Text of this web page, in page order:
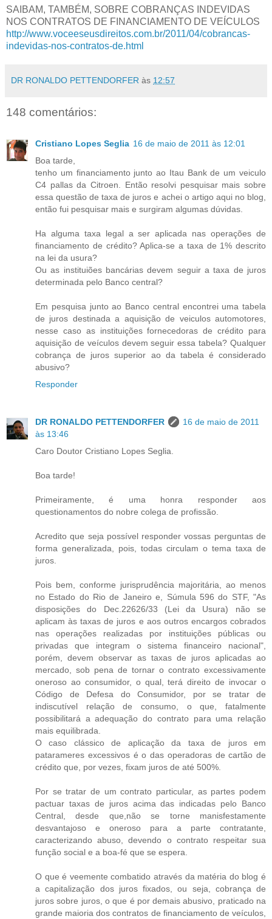
SAIBAM, TAMBÉM, SOBRE COBRANÇAS INDEVIDAS
NOS CONTRATOS DE FINANCIAMENTO DE VEÍCULOS
http://www.voceeseusdireitos.com.br/2011/04/cobrancas-
indevidas-nos-contratos-de.html
DR RONALDO PETTENDORFER às 12:57
148 comentários:
Cristiano Lopes Seglia 16 de maio de 2011 às 12:01
Boa tarde,
tenho um financiamento junto ao Itau Bank de um veiculo
C4 pallas da Citroen. Então resolvi pesquisar mais sobre
essa questão de taxa de juros e achei o artigo aqui no blog,
então fui pesquisar mais e surgiram algumas dúvidas.
Ha alguma taxa legal a ser aplicada nas operações de
financiamento de crédito? Aplica-se a taxa de 1% descrito
na lei da usura?
Ou as instituiões bancárias devem seguir a taxa de juros
determinada pelo Banco central?
Em pesquisa junto ao Banco central encontrei uma tabela
de juros destinada a aquisição de veiculos automotores,
nesse caso as instituições fornecedoras de crédito para
aquisição de veículos devem seguir essa tabela? Qualquer
cobrança de juros superior ao da tabela é considerado
abusivo?
Responder
DR RONALDO PETTENDORFER
16 de maio de 2011
às 13:46
Caro Doutor Cristiano Lopes Seglia.
Boa tarde!
Primeiramente, é uma honra responder aos
questionamentos do nobre colega de profissão.
Acredito que seja possível responder vossas perguntas de
forma generalizada, pois, todas circulam o tema taxa de
juros.
Pois bem, conforme jurisprudência majoritária, ao menos
no Estado do Rio de Janeiro e, Súmula 596 do STF, "As
disposições do Dec.22626/33 (Lei da Usura) não se
aplicam às taxas de juros e aos outros encargos cobrados
nas operações realizadas por instituições públicas ou
privadas que integram o sistema financeiro nacional",
porém, devem observar as taxas de juros aplicadas ao
mercado, sob pena de tornar o contrato excessivamente
oneroso ao consumidor, o qual, terá direito de invocar o
Código de Defesa do Consumidor, por se tratar de
indiscutível relação de consumo, o que, fatalmente
possibilitará a adequação do contrato para uma relação
mais equilibrada.
O caso clássico de aplicação da taxa de juros em
patarameres excessivos é o das operadoras de cartão de
crédito que, por vezes, fixam juros de até 500%.
Por se tratar de um contrato particular, as partes podem
pactuar taxas de juros acima das indicadas pelo Banco
Central, desde que,não se torne manisfestamente
desvantajoso e oneroso para a parte contratante,
caracterizando abuso, devendo o contrato respeitar sua
função social e a boa-fé que se espera.
O que é veemente combatido através da matéria do blog é
a capitalização dos juros fixados, ou seja, cobrança de
juros sobre juros, o que é por demais abusivo, praticado na
grande maioria dos contratos de financiamento de veículos,